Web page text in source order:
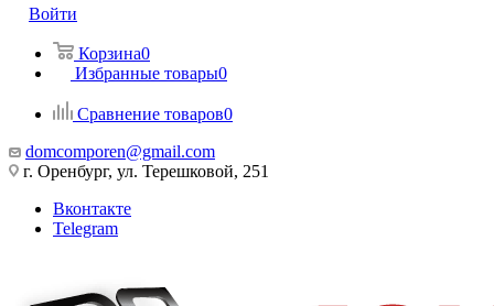
Войти
Корзина0
Избранные товары0
Сравнение товаров0
domcomporen@gmail.com
г. Оренбург, ул. Терешковой, 251
Вконтакте
Telegram